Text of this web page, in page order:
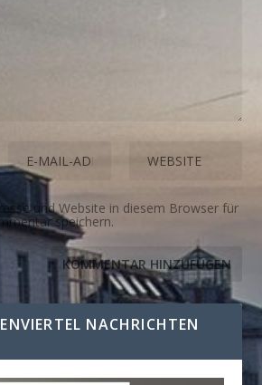
und Website in diesem Browser für
speichern.
NACHRICHTEN A